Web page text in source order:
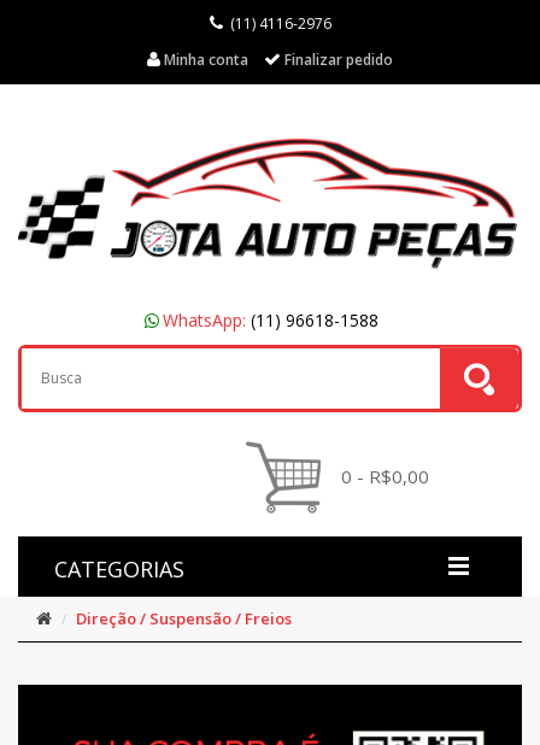
(11) 4116-2976
Minha conta
Finalizar pedido
WhatsApp: (11) 96618-1588
0 - R$0,00
CATEGORIAS
Direção / Suspensão / Freios